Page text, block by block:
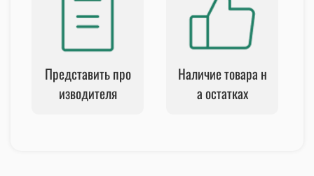
Представить про
изводителя
Наличие товара н
а остатках